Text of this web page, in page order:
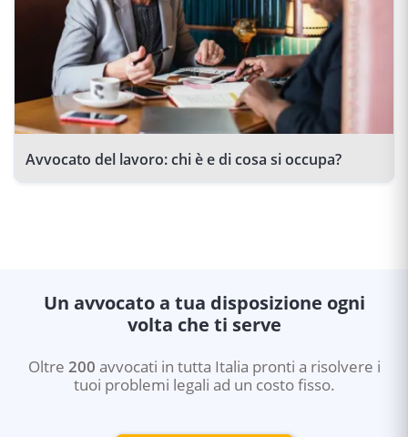
Avvocato del lavoro: chi è e di cosa si occupa?
Un avvocato a tua disposizione ogni
volta che ti serve
Oltre 200 avvocati in tutta Italia pronti a risolvere i
tuoi problemi legali ad un costo fisso.